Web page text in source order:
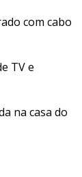
com cabo
TV e
na casa do